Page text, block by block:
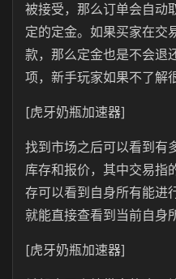
被接受，那么订单会自动
定的定金。如果买家在交
款，那么定金也是不会退
项，新手玩家如果不了解
[虎牙奶瓶加速器]
找到市场之后可以看到有
库存和报价，其中交易指
存可以看到自身所有能进
就能直接查看到当前自身
[虎牙奶瓶加速器]